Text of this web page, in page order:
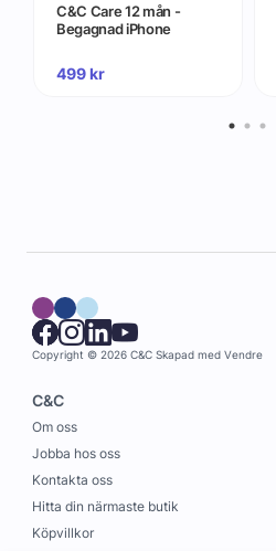
C&C Care 12 mån -
Begagnad iPhone
499kr
Copyright © 2026 C&C Skapad med Vendre
C&C
Om oss
Jobba hos oss
Kontakta oss
Hitta din närmaste butik
Köpvillkor